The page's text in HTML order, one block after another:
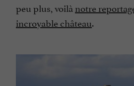
peu plus, voilà notre
incroyable château.